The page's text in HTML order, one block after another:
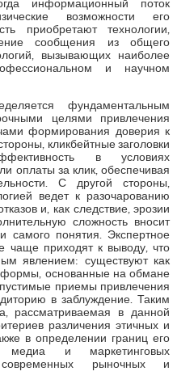
информационный поток
возможности его
приобретают технологии,
сообщения из общего
вызывающих наиболее
и научном
фундаментальным
целями привлечения
формирования доверия к
кликбейтные заголовки
в условиях
оплаты за клик, обеспечивая
С другой стороны,
ведет к разочарованию
и, как следствие, эрозии
сложность вносит
самого понятия. Экспертное
чаще приходят к выводу, что
явлением: существуют как
формы, основанные на обмане
приемы привлечения
в заблуждение. Таким
рассматриваемая в данной
различения этичных и
в определении границ его
медиа и маркетинговых
рыночных и